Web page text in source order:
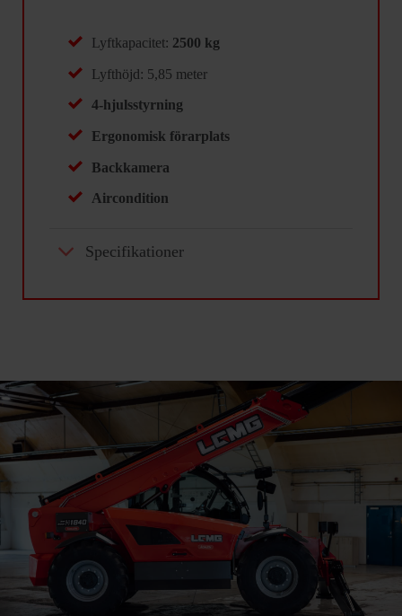
Lyftkapacitet: 2500 kg
Lyfthöjd: 5,85 meter
4-hjulsstyrning
Ergonomisk förarplats
Backkamera
Aircondition
Specifikationer